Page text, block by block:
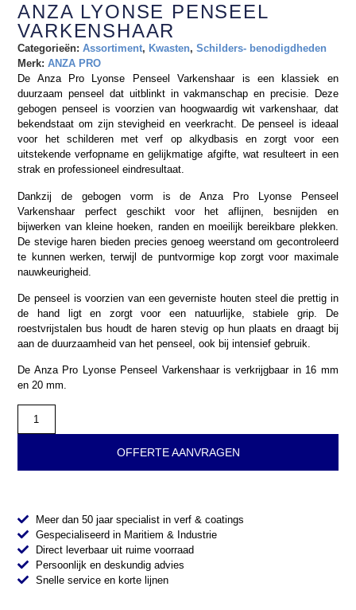
ANZA LYONSE PENSEEL
VARKENSHAAR
Categorieën: Assortiment, Kwasten,Schilders- benodigdheden
Merk:ANZA PRO
De Anza Pro Lyonse Penseel Varkenshaar is een klassiek en
duurzaam penseel dat uitblinkt in vakmanschap en precisie. Deze
gebogen penseel is voorzien van hoogwaardig wit varkenshaar, dat
bekendstaat om zijn stevigheid en veerkracht. De penseel is ideaal
voor het schilderen met verf op alkydbasis en zorgt voor een
uitstekende verfopname en gelijkmatige afgifte, wat resulteert in een
strak en professioneel eindresultaat.
Dankzij de gebogen vorm is de Anza Pro Lyonse Penseel
Varkenshaar perfect geschikt voor het aflijnen, besnijden en
bijwerken van kleine hoeken, randen en moeilijk bereikbare plekken.
De stevige haren bieden precies genoeg weerstand om gecontroleerd
te kunnen werken, terwijl de puntvormige kop zorgt voor maximale
nauwkeurigheid.
De penseel is voorzien van een geverniste houten steel die prettig in
de hand ligt en zorgt voor een natuurlijke, stabiele grip. De
roestvrijstalen bus houdt de haren stevig op hun plaats en draagt bij
aan de duurzaamheid van het penseel, ook bij intensief gebruik.
De Anza Pro Lyonse Penseel Varkenshaar is verkrijgbaar in 16 mm
en 20 mm.
OFFERTE AANVRAGEN
Meer dan 50 jaar specialist in verf & coatings
Gespecialiseerd in Maritiem & Industrie
Direct leverbaar uit ruime voorraad
Persoonlijk en deskundig advies
Snelle service en korte lijnen